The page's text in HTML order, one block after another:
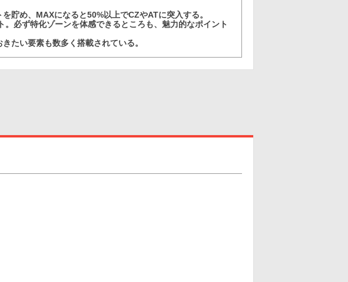
貯め、MAXになると50%以上でCZやATに突入する。
必ず特化ゾーンを体感できるところも、魅力的なポイント
たい要素も数多く搭載されている。